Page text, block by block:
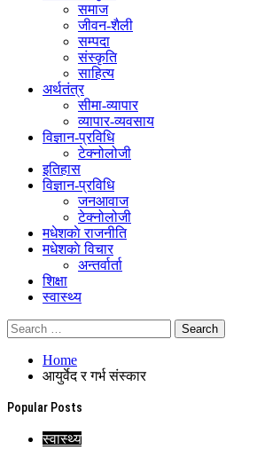
समाज
जीवन-शैली
सम्पदा
संस्कृति
साहित्य
अर्थतंत्र
सीमा-व्यापार
व्यापार-व्यवसाय
विज्ञान-प्रविधि
टेक्नोलोजी
इतिहास
विज्ञान-प्रविधि
जनआवाज
टेक्नोलोजी
मधेशकाे राजनीति
मधेशकाे विचार
अन्तर्वार्ता
शिक्षा
स्वास्थ्य
Home
आयुर्वेद र गर्भ संस्कार
Popular Posts
स्वास्थ्य